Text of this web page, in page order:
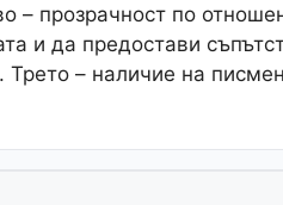
– прозрачност по
и да предостави
– наличие на